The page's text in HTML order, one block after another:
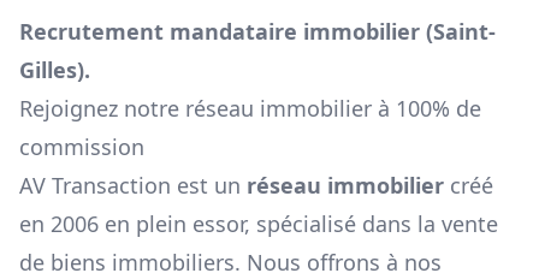
Recrutement mandataire immobilier (Saint-
Gilles).
Rejoignez notre réseau immobilier à 100% de
commission
AV Transaction est un réseau immobilier créé
en 2006 en plein essor, spécialisé dans la vente
de biens immobiliers. Nous offrons à nos